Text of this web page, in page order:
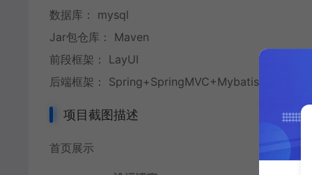
数据库： mysql
Jar包仓库： Maven
前段框架： LayUI
后端框架：
项目截图描述
首页展示